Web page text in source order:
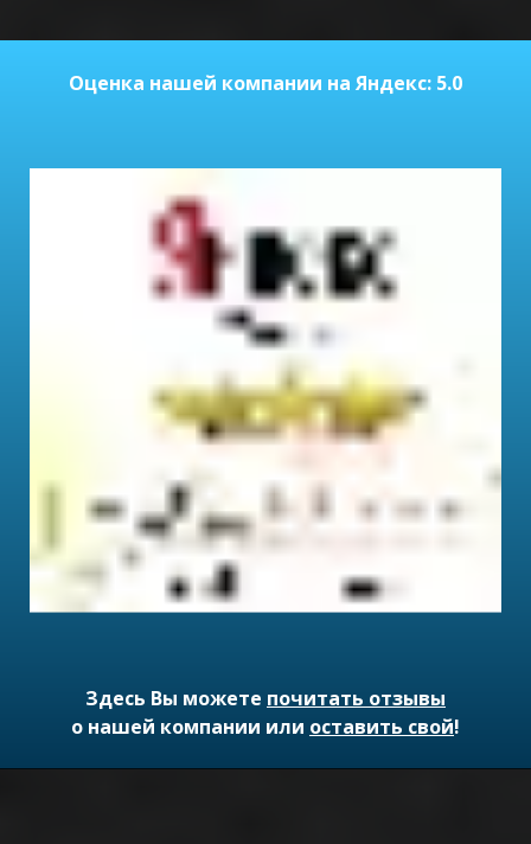
Оценка нашей компании на Яндекс: 5.0
Здесь Вы можете почитать отзывы
о нашей компании или оставить свой!